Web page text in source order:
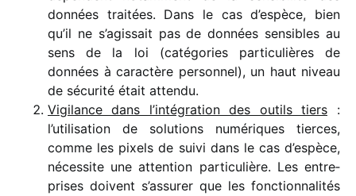
données trai­tées. Dans le cas d’espèce, bien
qu’il ne s’agissait pas de données sensibles au
sens de la loi (caté­go­ries parti­cu­lières de
données à carac­tère person­nel), un haut niveau
de sécu­rité était attendu.
Vigilance dans l’intégration des outils tiers :
l’utilisation de solu­tions numé­riques tierces,
comme les pixels de suivi dans le cas d’espèce,
néces­site une atten­tion parti­cu­lière. Les entre­
prises doivent s’assurer que les fonc­tion­na­li­tés